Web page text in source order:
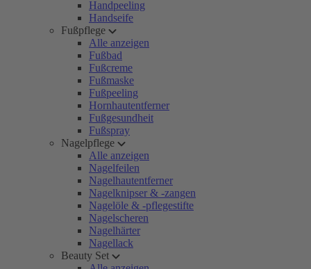
Handpeeling
Handseife
Fußpflege
Alle anzeigen
Fußbad
Fußcreme
Fußmaske
Fußpeeling
Hornhautentferner
Fußgesundheit
Fußspray
Nagelpflege
Alle anzeigen
Nagelfeilen
Nagelhautentferner
Nagelknipser & -zangen
Nagelöle & -pflegestifte
Nagelscheren
Nagelhärter
Nagellack
Beauty Set